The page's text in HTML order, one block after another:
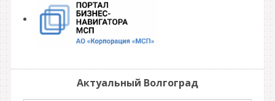
Актуальный Волгоград